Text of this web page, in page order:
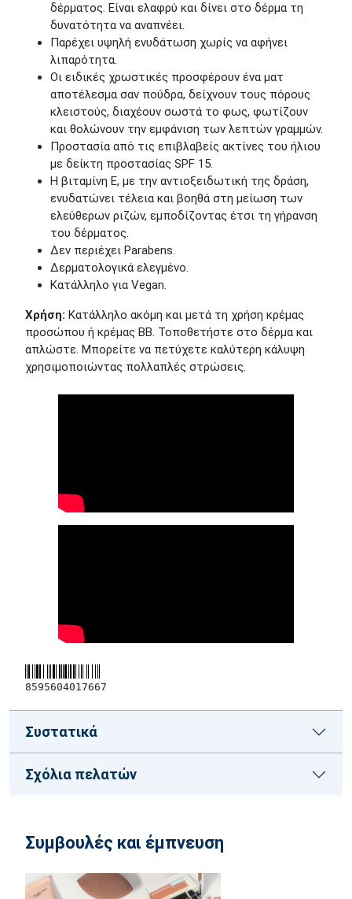
δέρματος. Είναι ελαφρύ και δίνει στο δέρμα τη
δυνατότητα να αναπνέει.
Παρέχει υψηλή ενυδάτωση χωρίς να αφήνει
λιπαρότητα.
Οι ειδικές χρωστικές προσφέρουν ένα ματ
αποτέλεσμα σαν πούδρα, δείχνουν τους πόρους
κλειστούς, διαχέουν σωστά το φως, φωτίζουν
και θολώνουν την εμφάνιση των λεπτών γραμμών.
Προστασία από τις επιβλαβείς ακτίνες του ήλιου
με δείκτη προστασίας SPF 15.
Η βιταμίνη Ε, με την αντιοξειδωτική της δράση,
ενυδατώνει τέλεια και βοηθά στη μείωση των
ελεύθερων ριζών, εμποδίζοντας έτσι τη γήρανση
του δέρματος.
Δεν περιέχει Parabens.
Δερματολογικά ελεγμένο.
Κατάλληλο για Vegan.
Χρήση: Κατάλληλο ακόμη και μετά τη χρήση κρέμας
προσώπου ή κρέμας BB. Τοποθετήστε στο δέρμα και
απλώστε. Μπορείτε να πετύχετε καλύτερη κάλυψη
χρησιμοποιώντας πολλαπλές στρώσεις.
8595604017667
Συστατικά
Σχόλια πελατών
Συμβουλές και έμπνευση